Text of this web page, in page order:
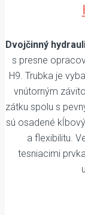
Dvojčinný
s presne
H9. Trubka je
vnútorným
zátku spolu s
sú osadené
a flexibilitu.
tesniacimi